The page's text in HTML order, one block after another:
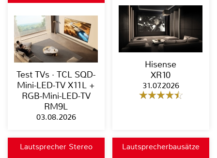
Test TVs · TCL SQD-
Mini-LED-TV X11L +
RGB-Mini-LED-TV
RM9L
03.08.2026
Hisense
XR10
31.07.2026
Lautsprecher Stereo
Lautsprecherbausätze